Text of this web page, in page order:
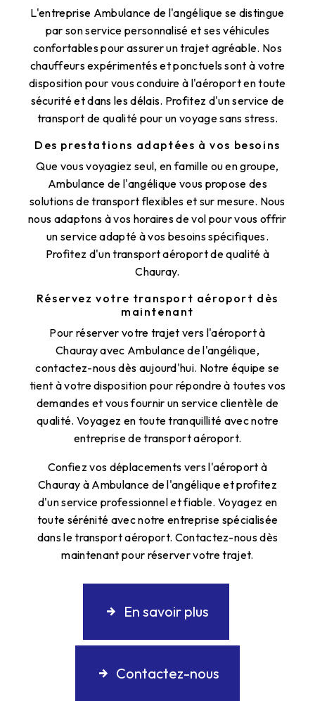
L'entreprise Ambulance de l'angélique se distingue
par son service personnalisé et ses véhicules
confortables pour assurer un trajet agréable. Nos
chauffeurs expérimentés et ponctuels sont à votre
disposition pour vous conduire à l'aéroport en toute
sécurité et dans les délais. Profitez d'un service de
transport de qualité pour un voyage sans stress.
Des prestations adaptées à vos besoins
Que vous voyagiez seul, en famille ou en groupe,
Ambulance de l'angélique vous propose des
solutions de transport flexibles et sur mesure. Nous
nous adaptons à vos horaires de vol pour vous offrir
un service adapté à vos besoins spécifiques.
Profitez d'un transport aéroport de qualité à
Chauray.
Réservez votre transport aéroport dès
maintenant
Pour réserver votre trajet vers l'aéroport à
Chauray avec Ambulance de l'angélique,
contactez-nous dès aujourd'hui. Notre équipe se
tient à votre disposition pour répondre à toutes vos
demandes et vous fournir un service clientèle de
qualité. Voyagez en toute tranquillité avec notre
entreprise de transport aéroport.
Confiez vos déplacements vers l'aéroport à
Chauray à Ambulance de l'angélique et profitez
d'un service professionnel et fiable. Voyagez en
toute sérénité avec notre entreprise spécialisée
dans le transport aéroport. Contactez-nous dès
maintenant pour réserver votre trajet.
En savoir plus
Contactez-nous